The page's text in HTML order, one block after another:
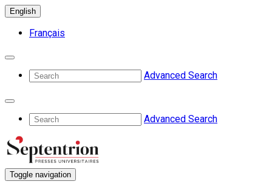
English
Français
Advanced Search
Advanced Search
Toggle navigation